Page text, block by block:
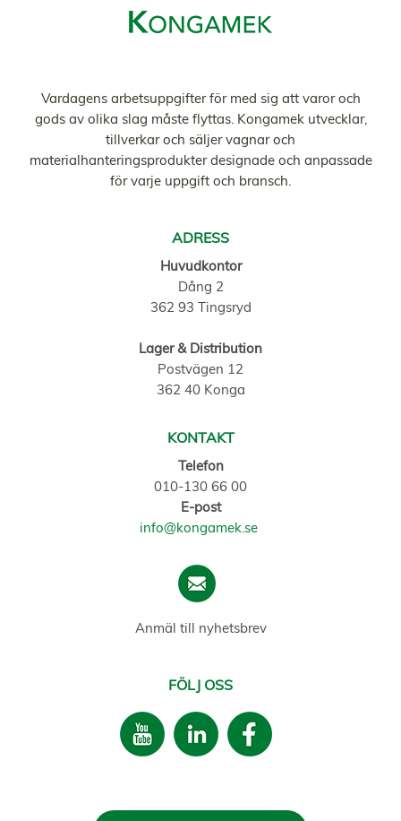
Vardagens arbetsuppgifter för med sig att varor och
gods av olika slag måste flyttas. Kongamek utvecklar,
tillverkar och säljer vagnar och
materialhanteringsprodukter designade och anpassade
för varje uppgift och bransch.
ADRESS
Huvudkontor
Dång 2
362 93 Tingsryd
Lager & Distribution
Postvägen 12
362 40 Konga
KONTAKT
Telefon
010-130 66 00
E-post
info@kongamek.se
Anmäl till nyhetsbrev
FÖLJ OSS